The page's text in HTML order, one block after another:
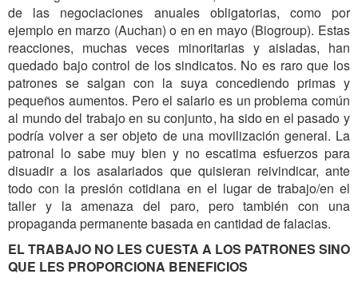
de las negociaciones anuales obligatorias, como por
ejemplo en marzo (Auchan) o en en mayo (Biogroup). Estas
reacciones, muchas veces minoritarias y aisladas, han
quedado bajo control de los sindicatos. No es raro que los
patrones se salgan con la suya concediendo primas y
pequeños aumentos. Pero el salario es un problema común
al mundo del trabajo en su conjunto, ha sido en el pasado y
podría volver a ser objeto de una movilización general. La
patronal lo sabe muy bien y no escatima esfuerzos para
disuadir a los asalariados que quisieran reivindicar, ante
todo con la presión cotidiana en el lugar de trabajo/en el
taller y la amenaza del paro, pero también con una
propaganda permanente basada en cantidad de falacias.
EL TRABAJO NO LES CUESTA A LOS PATRONES SINO
QUE LES PROPORCIONA BENEFICIOS